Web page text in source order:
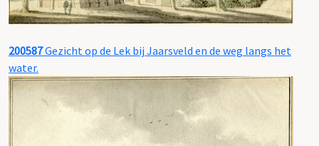
200587Gezicht op de Lek bij Jaarsveld en de weg langs het
water.